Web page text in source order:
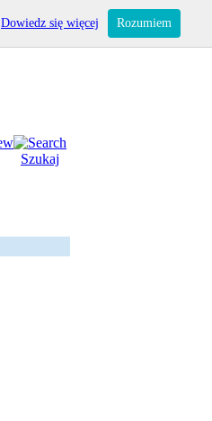
Szukaj
Dowiedz się więcej Rozumiem